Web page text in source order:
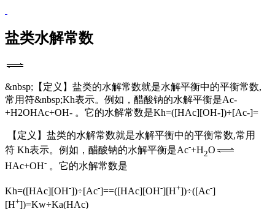
盐类水解常数
&nbsp;【定义】盐类的水解常数就是水解平衡中的平衡常数,
常用符&nbsp;Kh表示。例如，醋酸钠的水解平衡是Ac-
+H2OHAc+OH- 。它的水解常数是Kh=([HAc][OH-])÷[Ac-]=
【定义】盐类的水解常数就是水解平衡中的平衡常数,常用
符 Kh表示。例如，醋酸钠的水解平衡是Ac-+H2O
HAc+OH- 。它的水解常数是
Kh=([HAc][OH-])÷[Ac-]==([HAc][OH-][H+])÷([Ac-]
[H+])=Kw÷Ka(HAc)